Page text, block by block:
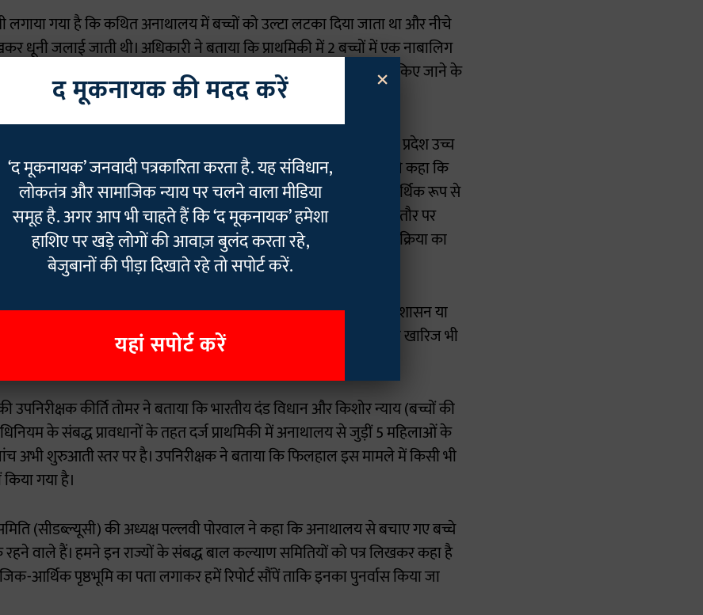
लगाया गया है कि कथित अनाथालय में बच्चों को उल्टा लटका दिया जाता था और नीचे
धूनी जलाई जाती थी। अधिकारी ने बताया कि प्राथमिकी में 2 बच्चों में एक नाबालिग
से जबरन दगवाए जाने और एक लड़की को अन्य बच्चों के सामने निर्वस्त्र किए जाने के
जलाने की धमकी दिए जाने के भी आरोप हैं।
परिसर चलाने वाली संस्था 'वात्सल्यपुरम् जैन वेलफेयर सोसायटी' ने मध्य प्रदेश उच्च
बंदी प्रत्यक्षीकरण याचिका दायर की है। संस्था के वकील विभोर खंडेलवाल ने कहा कि
नहीं, बल्कि एक छात्रावास है, जहां महज 5 रुपए की वार्षिक फीस में आर्थिक रूप से
की देखभाल की जाती है। खंडेलवाल ने दावा किया कि प्रशासन ने अनधिकृत तौर पर
और इसमें रह रहे बच्चों को अन्य संस्थाओं में भेजे जाते वक्त तय कानूनी प्रक्रिया का
याचिका में गुहार की गई है कि इस परिसर के बच्चों को छात्रावास प्रशासन या
जाए। खंडेलवाल ने संस्था के लोगों के खिलाफ दर्ज प्राथमिकी के आरोपों को खारिज भी
कीर्ति तोमर ने बताया कि भारतीय दंड विधान और किशोर न्याय (बच्चों की
के संबद्ध प्रावधानों के तहत दर्ज प्राथमिकी में अनाथालय से जुड़ीं 5 महिलाओं के
अभी शुरुआती स्तर पर है। उपनिरीक्षक ने बताया कि फिलहाल इस मामले में किसी भी
गया है।
(सीडब्ल्यूसी) की अध्यक्ष पल्लवी पोरवाल ने कहा कि अनाथालय से बचाए गए बच्चे
वाले हैं। हमने इन राज्यों के संबद्ध बाल कल्याण समितियों को पत्र लिखकर कहा है
आर्थिक पृष्ठभूमि का पता लगाकर हमें रिपोर्ट सौंपें ताकि इनका पुनर्वास किया जा
×
द मूकनायक की मदद करें
‘द मूकनायक’ जनवादी पत्रकारिता करता है. यह संविधान,
लोकतंत्र और सामाजिक न्याय पर चलने वाला मीडिया
समूह है. अगर आप भी चाहते हैं कि ‘द मूकनायक’ हमेशा
हाशिए पर खड़े लोगों की आवाज़ बुलंद करता रहे,
बेजुबानों की पीड़ा दिखाते रहे तो सपोर्ट करें.
यहां सपोर्ट करें